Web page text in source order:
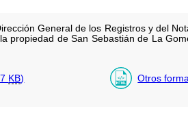
General de los Registros y del
propiedad de San Sebastián de La
KB) Otros